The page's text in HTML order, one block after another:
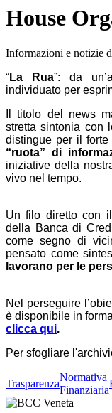
House
Informazioni e notizie
“La Rua”: da
individuato per
Il titolo del news
stretta sintonia con
distingue per il
“ruota” di
iniziative della
vivo nel tempo.
Un filo diretto con
della Banca di
come segno di
pensato come
lavorano per le
Nel perseguire
è disponibile in
clicca qui.
Per sfogliare
Trasparenza
Normativa
Finanziaria